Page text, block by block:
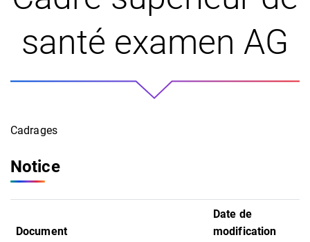
santé examen AG
Cadrages
Notice
Document
Date de
modification